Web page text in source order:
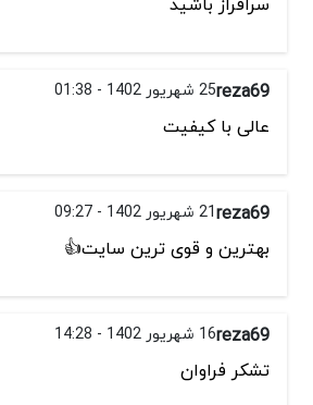
‌reza6925 شهریور 1402 - 01:38
عالی با کیفیت
reza6921 شهریور 1402 - 09:27
بهترین و قوی ترین سایت👍
reza6916 شهریور 1402 - 14:28
تشکر فراوان